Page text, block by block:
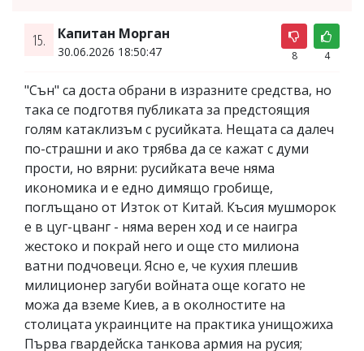
15. Капитан Морган
30.06.2026 18:50:47 8 4
"Сън" са доста обрани в изразните средства, но
така се подготвя публиката за предстоящия
голям катаклизъм с русийката. Нещата са далеч
по-страшни и ако трябва да се кажат с думи
прости, но вярни: русийката вече няма
икономика и е едно димящо гробище,
поглъщано от Изток от Китай. Късия мушморок
е в цуг-цванг - няма верен ход и се наигра
жестоко и покрай него и още сто милиона
ватни подчовеци. Ясно е, че кухия плешив
милиционер загуби войната още когато не
можа да вземе Киев, а в околностите на
столицата украинците на практика унищожиха
Първа гвардейска танкова армия на русия;